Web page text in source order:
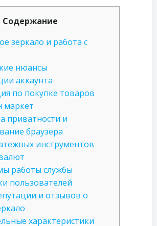
Содержание
зеркало и работа с
нюансы
аккаунта
по покупке товаров
маркет
приватности и
браузера
инструментов
работы службы
пользователей
и отзывов о
характеристики